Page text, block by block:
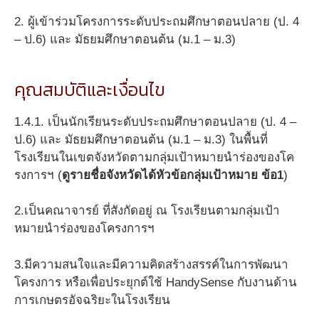
2. ผู้เข้าร่วมโครงการระดับประถมศึกษาตอนปลาย (ป. 4
– ป.6) และ มัธยมศึกษาตอนต้น (ม.1 – ม.3)
คุณสมบัติและเงื่อนไข
1.4.1. เป็นนักเรียนระดับประถมศึกษาตอนปลาย (ป. 4 –
ป.6) และ มัธยมศึกษาตอนต้น (ม.1 – ม.3) ในพื้นที่
โรงเรียนในเขตจังหวัดตามกลุ่มเป้าหมายนำร่องของโค
รงการฯ (ดูรายชื่อจังหวัดได้หัวข้อกลุ่มเป้าหมาย ข้อ1)
2.เป็นคณาจารย์ ที่สังกัดอยู่ ณ โรงเรียนตามกลุ่มเป้า
หมายนำร่องของโครงการฯ
3.มีความสนใจและมีความคิดสร้างสรรค์ในการพัฒนา
โครงการ หรือเพื่อประยุกต์ใช้ HandySense กับงานด้าน
การเกษตรอัจฉริยะในโรงเรียน